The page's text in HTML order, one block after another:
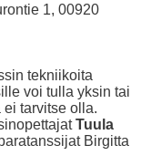
1, 00920
tekniikoita
voi tulla yksin tai
tarvitse olla.
Tuula
Birgitta